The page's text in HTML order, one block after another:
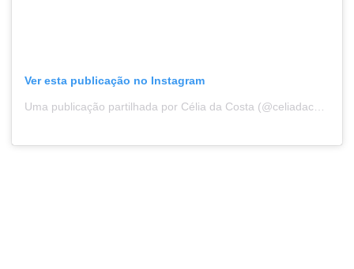
Ver esta publicação no Instagram